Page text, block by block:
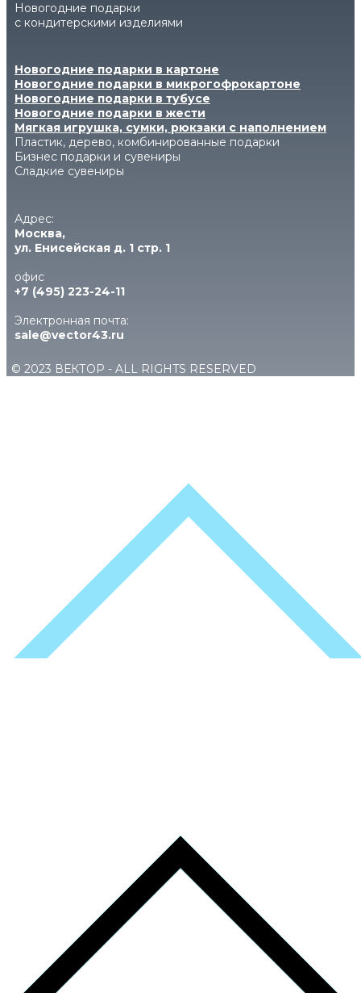
Новогодние подарки
с кондитерскими изделиями
Новогодние подарки в картоне
Новогодние подарки в микрогофрокартоне
Новогодние подарки в тубусе
Новогодние подарки в жести
Мягкая игрушка, сумки, рюкзаки с наполнением
Пластик, дерево, комбинированные подарки
Бизнес подарки и сувениры
Сладкие сувениры
Адрес:
Москва,
ул. Енисейская д. 1 стр. 1
офис
+7 (495) 223-24-11
Электронная почта:
sale@vector43.ru
© 2023 ​ВЕКТОР - ALL RIGHTS RESERVED